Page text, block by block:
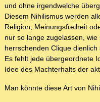
und ohne irgendwelche
Diesem Nihilismus werden
Religion, Meinungsfreiheit
nur so lange zugelassen,
herrschenden Clique dienlich
Es fehlt jede übergeordnete
Idee des Machterhalts der
Man könnte diese Art von